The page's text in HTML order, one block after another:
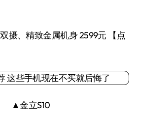
、精致金属机身 2599元 【点
▲金立S10